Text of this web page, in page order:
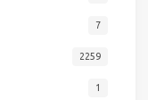
7
2259
1